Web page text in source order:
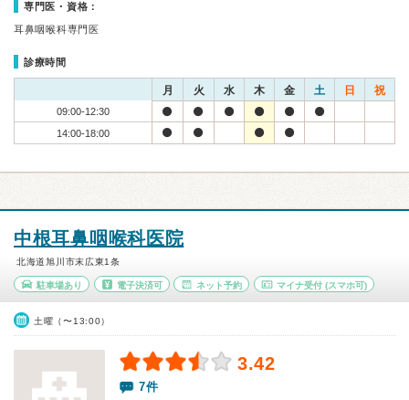
専門医・資格：
耳鼻咽喉科専門医
診療時間
月 火 水 木 金 土 日 祝
09:00-12:30
14:00-18:00
中根耳鼻咽喉科医院
北海道旭川市末広東1条
駐車場あり 電子決済可 ネット予約 マイナ受付 (スマホ可)
土曜（〜13:00）
3.42
7件